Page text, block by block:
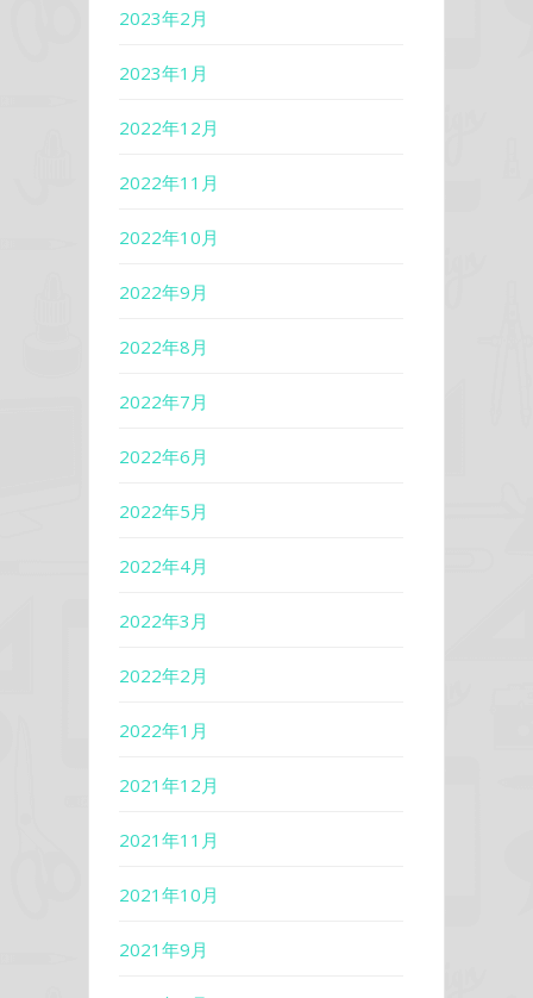
2023年2月
2023年1月
2022年12月
2022年11月
2022年10月
2022年9月
2022年8月
2022年7月
2022年6月
2022年5月
2022年4月
2022年3月
2022年2月
2022年1月
2021年12月
2021年11月
2021年10月
2021年9月